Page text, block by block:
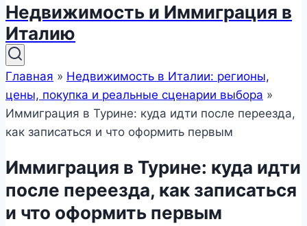
Недвижимость и Иммиграция в
Италию
Главная » Недвижимость в Италии: регионы,
цены, покупка и реальные сценарии выбора »
Иммиграция в Турине: куда идти после переезда,
как записаться и что оформить первым
Иммиграция в Турине: куда идти
после переезда, как записаться
и что оформить первым